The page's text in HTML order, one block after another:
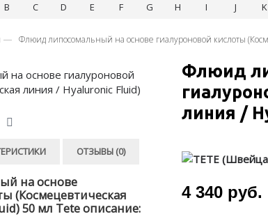
B C D E F G H I J K
Флюид липосомальный на основе гиалуроновой кислоты
ОТЗЫВЫ (0)
на основе
(Космецевтическая
50 мл Tete описание:
Флюид
линия /
4 340 руб.